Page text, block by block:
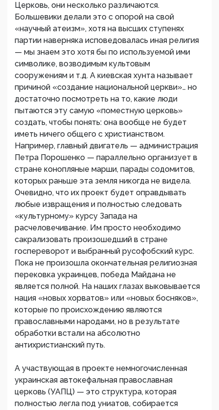
Церковь, они несколько различаются.
Большевики делали это с опорой на свой
«научный атеизм», хотя на высших ступенях
партии наверняка исповедовалась иная религия
— мы знаем это хотя бы по используемой ими
символике, возводимым культовым
сооружениям и т.д. А киевская хунта называет
причиной «создание национальной церкви»… но
достаточно посмотреть на то, какие люди
пытаются эту самую «поместную церковь»
создать, чтобы понять: она вообще не будет
иметь ничего общего с христианством.
Например, главный двигатель — администрация
Петра Порошенко — параллельно организует в
стране конопляные марши, парады содомитов,
которых раньше эта земля никогда не видела.
Очевидно, что их проект будет оправдывать
любые извращения и полностью следовать
«культурному» курсу Запада на
расчеловечивание. Им просто необходимо
сакрализовать произошедший в стране
госпереворот и выбранный русофобский курс.
Пока не произошла окончательная религиозная
перековка украинцев, победа Майдана не
является полной. На наших глазах выковывается
нация «новых хорватов» или «новых босняков»,
которые по происхождению являются
православными народами, но в результате
обработки встали на абсолютно
антихристианский путь.
А участвующая в проекте немногочисленная
украинская автокефальная православная
церковь (УАПЦ) — это структура, которая
полностью легла под униатов, собирается